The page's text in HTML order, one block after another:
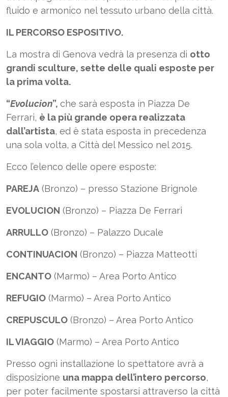
fluido e armonico nel tessuto urbano della città.
IL PERCORSO ESPOSITIVO.
La mostra di Genova vedrà la presenza di otto
grandi sculture, sette delle quali esposte per
la prima volta.
“Evolucion”, che sarà esposta in Piazza De
Ferrari, è la più grande opera realizzata
dall’artista, ed è stata esposta in precedenza
una sola volta, a Città del Messico nel 2015.
Ecco l’elenco delle opere esposte:
PAREJA (Bronzo) – presso Stazione Brignole
EVOLUCION (Bronzo) – Piazza De Ferrari
ARRULLO (Bronzo) – Palazzo Ducale
CONTINUACION (Bronzo) – Piazza Matteotti
ENCANTO (Marmo) – Area Porto Antico
REFUGIO (Marmo) – Area Porto Antico
CREPUSCULO (Bronzo) – Area Porto Antico
IL VIAGGIO (Marmo) – Area Porto Antico
Presso ogni installazione lo spettatore avrà a
disposizione una mappa dell’intero percorso,
per poter facilmente spostarsi attraverso la città